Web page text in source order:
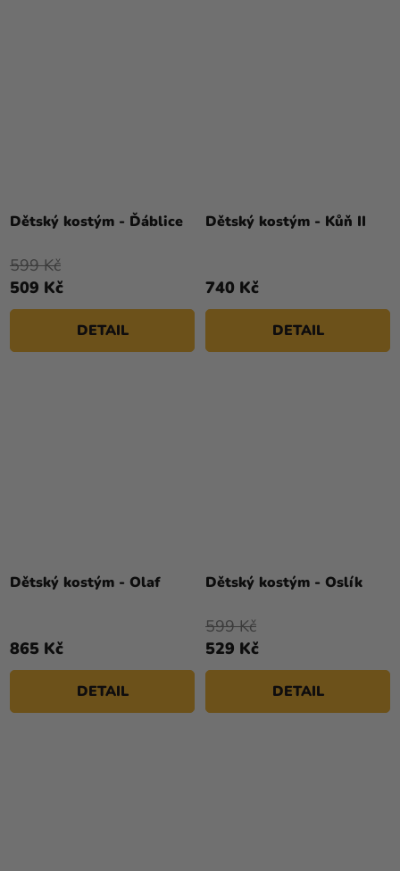
Dětský kostým - Ďáblice
509 Kč
599 Kč
DETAIL
Dětský kostým - Kůň II
740 Kč
DETAIL
Dětský kostým - Olaf
865 Kč
DETAIL
Dětský kostým - Oslík
529 Kč
599 Kč
DETAIL